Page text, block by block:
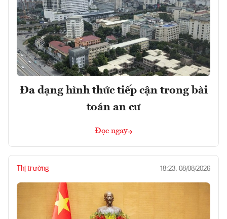
Đa dạng hình thức tiếp cận trong bài
toán an cư
Đọc ngay
Thị trường 18:23, 08/08/2026